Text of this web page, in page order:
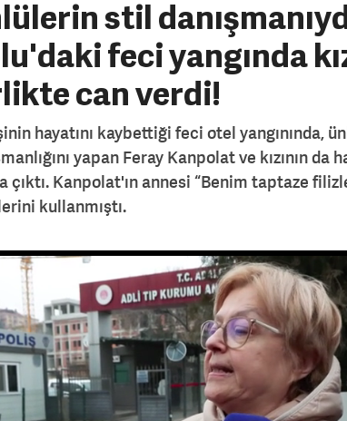
stil
feci yangında
can verdi!
hayatını kaybettiği feci otel yangınında,
yapan Feray Kanpolat ve kızının da
çıktı. Kanpolat'ın annesi “Benim taptaze
kullanmıştı.